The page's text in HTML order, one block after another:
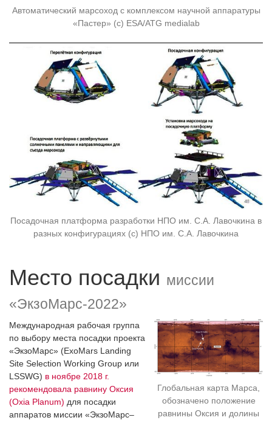
Автоматический марсоход с комплексом научной аппаратуры
«Пастер» (c) ESA/ATG medialab
Посадочная платформа разработки НПО им. С.А. Лавочкина в
разных конфигурациях (с) НПО им. С.А. Лавочкина
Место посадки миссии
«ЭкзоМарс-2022»
Глобальная карта Марса,
обозначено положение
равнины Оксия и долины
Международная рабочая группа
по выбору места посадки проекта
«ЭкзоМарс» (ExoMars Landing
Site Selection Working Group или
LSSWG) в ноябре 2018 г.
рекомендовала равнину Оксия
(Oxia Planum) для посадки
аппаратов миссии «ЭкзоМарс–